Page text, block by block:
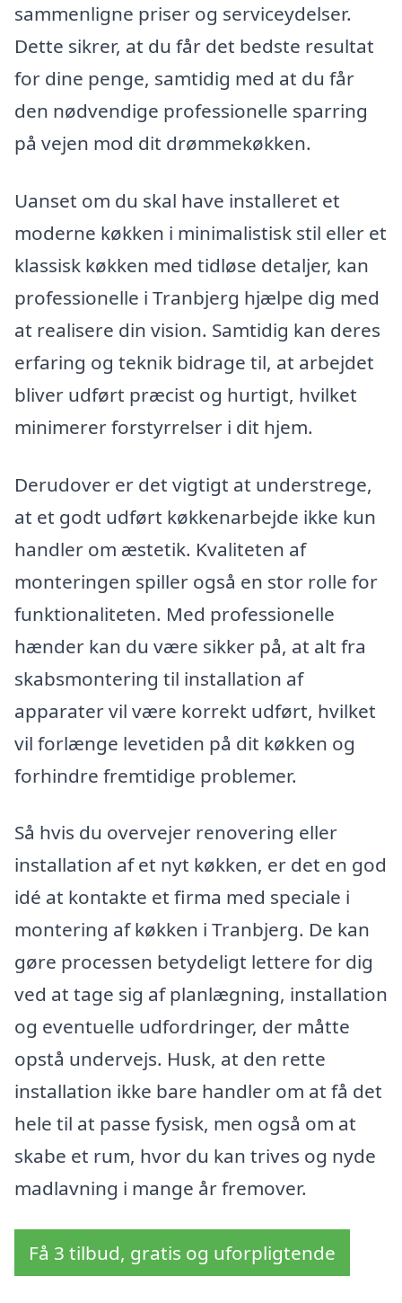
sammenligne priser og serviceydelser.
Dette sikrer, at du får det bedste resultat
for dine penge, samtidig med at du får
den nødvendige professionelle sparring
på vejen mod dit drømmekøkken.
Uanset om du skal have installeret et
moderne køkken i minimalistisk stil eller et
klassisk køkken med tidløse detaljer, kan
professionelle i Tranbjerg hjælpe dig med
at realisere din vision. Samtidig kan deres
erfaring og teknik bidrage til, at arbejdet
bliver udført præcist og hurtigt, hvilket
minimerer forstyrrelser i dit hjem.
Derudover er det vigtigt at understrege,
at et godt udført køkkenarbejde ikke kun
handler om æstetik. Kvaliteten af
monteringen spiller også en stor rolle for
funktionaliteten. Med professionelle
hænder kan du være sikker på, at alt fra
skabsmontering til installation af
apparater vil være korrekt udført, hvilket
vil forlænge levetiden på dit køkken og
forhindre fremtidige problemer.
Så hvis du overvejer renovering eller
installation af et nyt køkken, er det en god
idé at kontakte et firma med speciale i
montering af køkken i Tranbjerg. De kan
gøre processen betydeligt lettere for dig
ved at tage sig af planlægning, installation
og eventuelle udfordringer, der måtte
opstå undervejs. Husk, at den rette
installation ikke bare handler om at få det
hele til at passe fysisk, men også om at
skabe et rum, hvor du kan trives og nyde
madlavning i mange år fremover.
Få 3 tilbud, gratis og uforpligtende